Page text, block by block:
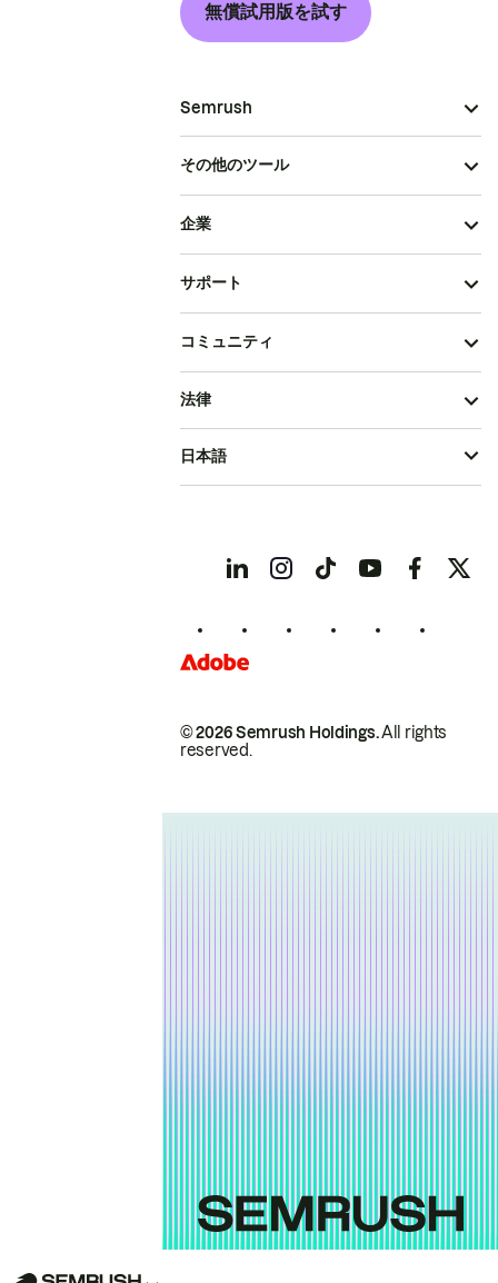
無償試用版を試す
Semrush
その他のツール
企業
サポート
コミュニティ
© 2026 Semrush Holdings.All rights
reserved.
法律
日本語